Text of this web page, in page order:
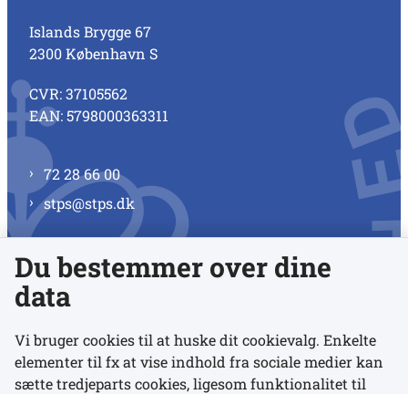
Islands Brygge 67
2300 København S
CVR: 37105562
EAN: 5798000363311
72 28 66 00
stps@stps.dk
Se alle kontaktnumre
Links
Du bestemmer over dine
data
Vi bruger cookies til at huske dit cookievalg. Enkelte
elementer til fx at vise indhold fra sociale medier kan
sætte tredjeparts cookies, ligesom funktionalitet til